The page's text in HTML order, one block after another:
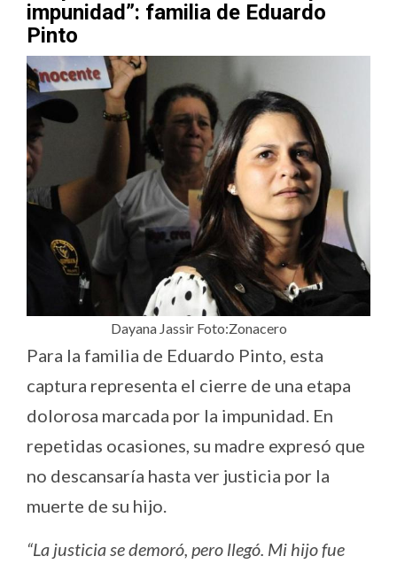
impunidad”: familia de Eduardo
Pinto
Dayana Jassir Foto:Zonacero
Para la familia de Eduardo Pinto, esta
captura representa el cierre de una etapa
dolorosa marcada por la impunidad. En
repetidas ocasiones, su madre expresó que
no descansaría hasta ver justicia por la
muerte de su hijo.
“La justicia se demoró, pero llegó. Mi hijo fue